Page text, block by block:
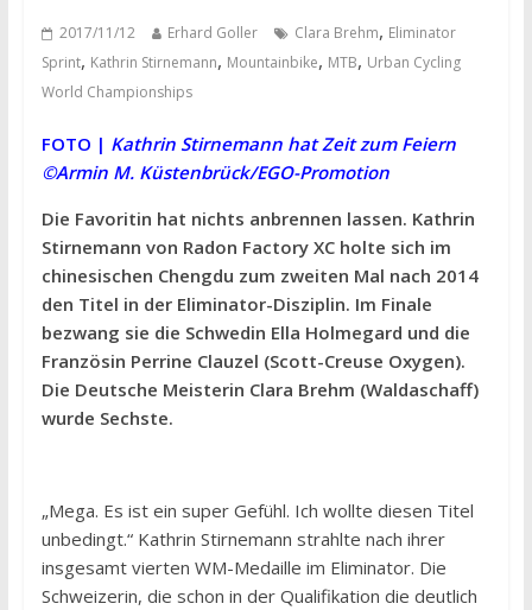
2017/11/12 Erhard Goller Clara Brehm, Eliminator
Sprint, Kathrin Stirnemann, Mountainbike, MTB, Urban Cycling
World Championships
FOTO | Kathrin Stirnemann hat Zeit zum Feiern
©Armin M. Küstenbrück/EGO-Promotion
Die Favoritin hat nichts anbrennen lassen. Kathrin
Stirnemann von Radon Factory XC holte sich im
chinesischen Chengdu zum zweiten Mal nach 2014
den Titel in der Eliminator-Disziplin. Im Finale
bezwang sie die Schwedin Ella Holmegard und die
Französin Perrine Clauzel (Scott-Creuse Oxygen).
Die Deutsche Meisterin Clara Brehm (Waldaschaff)
wurde Sechste.
„Mega. Es ist ein super Gefühl. Ich wollte diesen Titel
unbedingt.“ Kathrin Stirnemann strahlte nach ihrer
insgesamt vierten WM-Medaille im Eliminator. Die
Schweizerin, die schon in der Qualifikation die deutlich